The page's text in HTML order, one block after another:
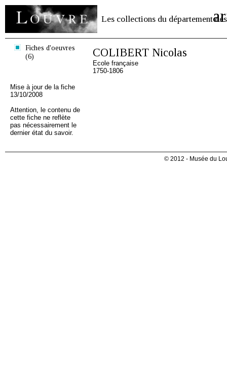
Les collections du département des
Fiches d'oeuvres
(6)
Mise à jour de la fiche
13/10/2008
Attention, le contenu de
cette fiche ne reflète
pas nécessairement le
dernier état du savoir.
COLIBERT Nicolas
Ecole française
1750-1806
© 2012 - Musée du